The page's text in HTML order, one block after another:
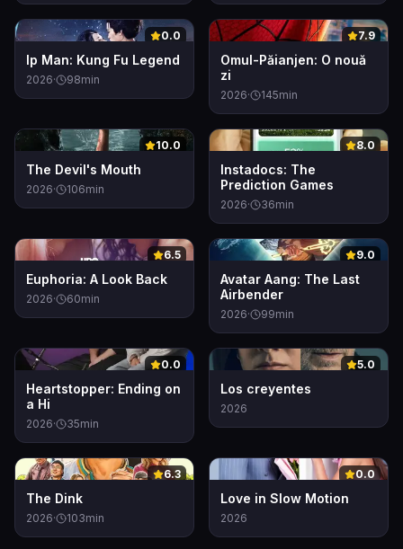
0 0.0
Ip Man: Kung Fu Legend
2026· 98min
0 7.9
Omul-Păianjen: O nouă
zi
2026· 145min
0 10.0
The Devil's Mouth
2026· 106min
0 8.0
Instadocs: The
Prediction Games
2026· 36min
0 6.5
Euphoria: A Look Back
2026· 60min
0 9.0
Avatar Aang: The Last
Airbender
2026· 99min
0 0.0
Heartstopper: Ending on
a Hi
2026· 35min
0 5.0
Los creyentes
2026
0 6.3
The Dink
2026· 103min
0 0.0
Love in Slow Motion
2026